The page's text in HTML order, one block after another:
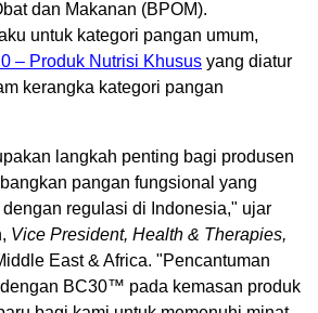
dan Makanan (BPOM).
untuk kategori pangan umum,
– Produk Nutrisi Khusus yang diatur
kerangka kategori pangan
langkah penting bagi produsen
pangan fungsional yang
regulasi di Indonesia," ujar
Vice President, Health & Therapies,
East & Africa. "Pencantuman
dengan BC30™ pada kemasan produk